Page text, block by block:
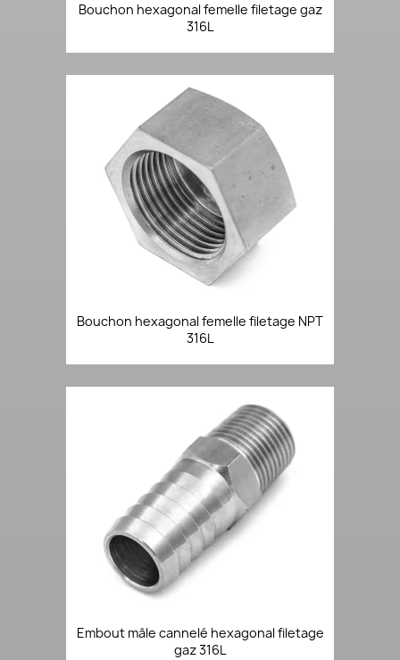
Bouchon hexagonal femelle filetage gaz
316L
Bouchon hexagonal femelle filetage NPT
316L
Embout mâle cannelé hexagonal filetage
gaz 316L